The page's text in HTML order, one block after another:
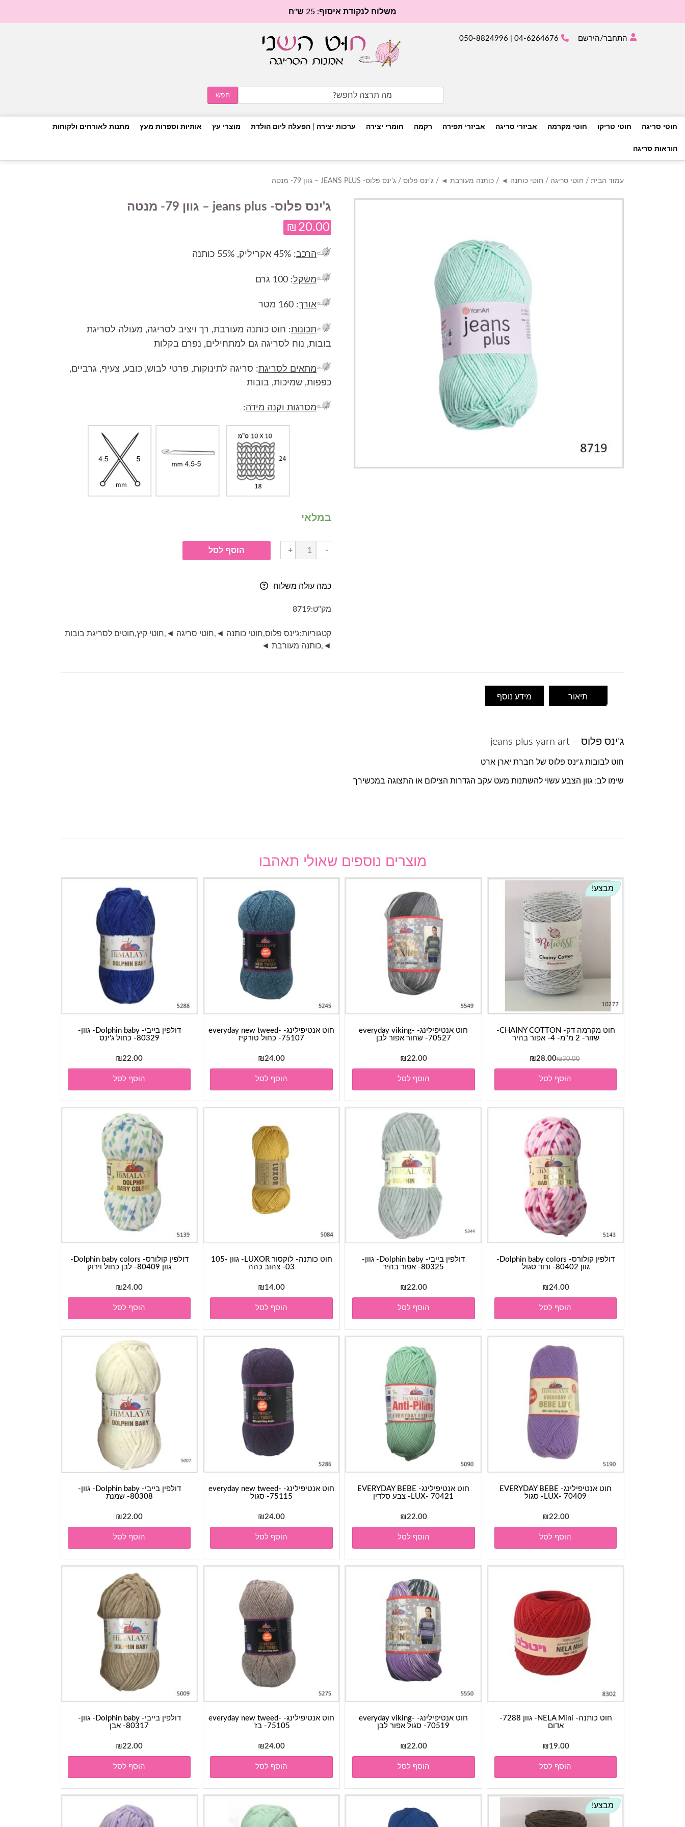
משלוח לנקודת איסוף: 25 ש"ח
for:
התחבר/הירשם 04-6264676 | 050-8824996
חוטי סריגה חוטי טריקו חוטי מקרמה אביזרי סריגה אביזרי תפירה רקמה חומרי יצירה ערכות יצירה | הפעלה ליום הולדת מוצרי עץ אותיות וספרות מעץ מתנות לאורחים ולקוחות
הוראות סריגה
עמוד הבית / חוטי סריגה / חוטי כותנה ◄ / כותנה מעורבת ◄ / ג'ינס פלוס / ג'ינס פלוס- JEANS PLUS – גוון 79- מנטה
ג'ינס פלוס- jeans plus – גוון 79- מנטה
₪ 20.00
הרכב: 45% אקריליק, 55% כותנה
משקל: 100 גרם
אורך: 160 מטר
תכונות: חוט כותנה מעורבת, רך ויציב לסריגה, מעולה לסריגת
בובות, נוח לסריגה גם למתחילים, נפרם בקלות
מתאים לסריגת: סריגה לתינוקות, פרטי לבוש, כובע, צעיף, גרביים,
כפפות, שמיכות, בובות
מסרגות וקנה מידה:
במלאי
-
כמות
של
פלוס-
plus
גוון
79-
+ הוסף לסל
כמה עולה משלוח
מק"ט:8719
קטגוריות:ג'ינס פלוס,חוטי כותנה ◄ ,חוטי סריגה ◄ ,חוטי קיץ,חוטים לסריגת בובות
◄
,כותנה מעורבת ◄
תיאור מידע נוסף
ג'ינס פלוס – jeans plus yarn art
חוט לבובות ג'ינס פלוס של חברת יארן ארט
שימו לב: גוון הצבע עשוי להשתנות מעט עקב הגדרות הצילום או התצוגה במכשירך
מוצרים נוספים שאולי תאהבו
דולפין בייבי- Dolphin baby- גוון-
80329- כחול ג'ינס
₪22.00
הוסף לסל
חוט אנטיפילינג- everyday new tweed-
75107- כחול טורקיז
₪24.00
הוסף לסל
חוט אנטיפילינג- everyday viking-
70527- שחור אפור לבן
₪22.00
הוסף לסל
מבצע!
חוט מקרמה דק- CHAINY COTTON-
שזור- 2 מ"מ- 4- אפור בהיר
₪30.00
המחיר
המקורי
היה:
₪30.00.
₪28.00
הנוכחי
₪28.00.
הוסף לסל
דולפין קולורס- Dolphin baby colors-
גוון 80409- לבן כחול וירוק
₪24.00
הוסף לסל
חוט כותנה- לוקסור LUXOR- גוון 105-
03- צהוב כהה
₪14.00
הוסף לסל
דולפין בייבי- Dolphin baby- גוון-
80325- אפור בהיר
₪22.00
הוסף לסל
דולפין קולורס- Dolphin baby colors-
גוון 80402- ורוד סגול
₪24.00
הוסף לסל
דולפין בייבי- Dolphin baby- גוון-
80308- שמנת
₪22.00
הוסף לסל
חוט אנטיפילינג- everyday new tweed-
75115- סגול
₪24.00
הוסף לסל
חוט אנטיפילינג- EVERYDAY BEBE
LUX- 70421- צבע סלדין
₪22.00
הוסף לסל
חוט אנטיפילינג- EVERYDAY BEBE
LUX- 70409- סגול
₪22.00
הוסף לסל
דולפין בייבי- Dolphin baby- גוון-
80317- אבן
₪22.00
הוסף לסל
חוט אנטיפילינג- everyday new tweed-
75105- בז'
₪24.00
הוסף לסל
חוט אנטיפילינג- everyday viking-
70519- סגול אפור לבן
₪22.00
הוסף לסל
חוט כותנה- NELA Mini- גוון 7288-
אדום
₪19.00
הוסף לסל
מבצע!